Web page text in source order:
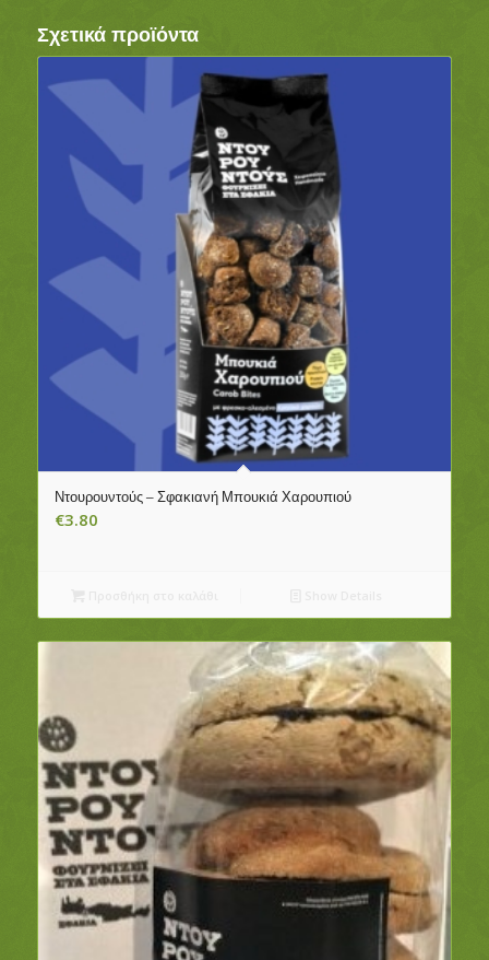
Σχετικά προϊόντα
Ντουρουντούς – Σφακιανή Μπουκιά Χαρουπιού
€3.80